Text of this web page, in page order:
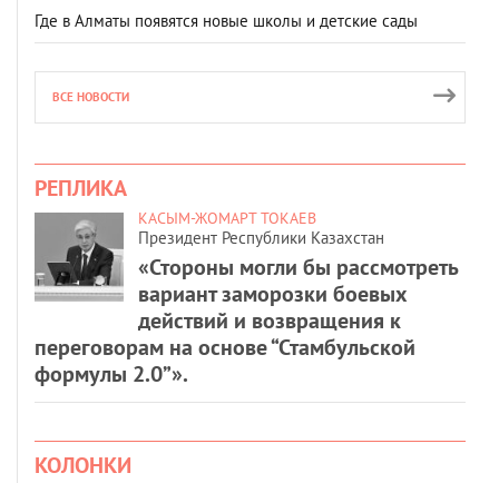
Где в Алматы появятся новые школы и детские сады
ВСЕ НОВОСТИ
РЕПЛИКА
КАСЫМ-ЖОМАРТ ТОКАЕВ
Президент Республики Казахстан
«Стороны могли бы рассмотреть
вариант заморозки боевых
действий и возвращения к
переговорам на основе “Стамбульской
формулы 2.0”».
КОЛОНКИ